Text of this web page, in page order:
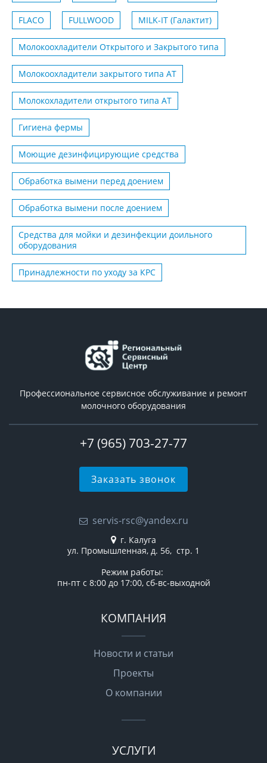
FLACO FULLWOOD MILK-IT (Галактит)
Молокоохладители Открытого и Закрытого типа
Молокоохладители закрытого типа АТ
Молокохладители открытого типа АТ
Гигиена фермы
Моющие дезинфицирующие средства
Обработка вымени перед доением
Обработка вымени после доением
Средства для мойки и дезинфекции доильного
оборудования
Принадлежности по уходу за КРС
Профессиональное сервисное обслуживание и ремонт
молочного оборудования
+7 (965) 703-27-77
Заказать звонок
servis-rsc@yandex.ru
г. Калуга
ул. Промышленная, д. 56, стр. 1
Режим работы:
пн-пт с 8:00 до 17:00, сб-вс-выходной
КОМПАНИЯ
Новости и статьи
Проекты
О компании
УСЛУГИ